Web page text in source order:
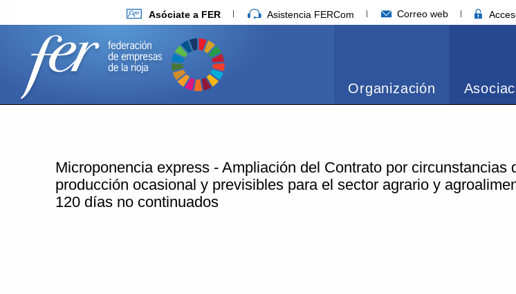
Asóciate a FER Asistencia FERCom Correo web
Organización
Microponencia express - Ampliación del Contrato por circunstancias
producción ocasional y previsibles para el sector agrario y
120 días no continuados